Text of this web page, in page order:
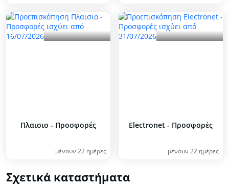
Πλαισιο - Προσφορές
μένουν 22 ημέρες
Electronet - Προσφορές
μένουν 22 ημέρες
Σχετικά καταστήματα